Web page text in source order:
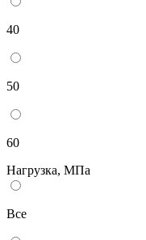
40
50
60
Нагрузка, МПа
Все